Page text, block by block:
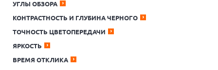
УГЛЫ ОБЗОРА
КОНТРАСТНОСТЬ И ГЛУБИНА ЧЕРНОГО
ТОЧНОСТЬ ЦВЕТОПЕРЕДАЧИ
ЯРКОСТЬ
ВРЕМЯ ОТКЛИКА